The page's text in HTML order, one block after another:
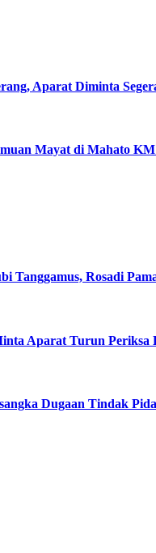
Aparat Diminta
Mayat di Mahato
Tanggamus, Rosadi
Aparat Turun Periksa
Dugaan Tindak